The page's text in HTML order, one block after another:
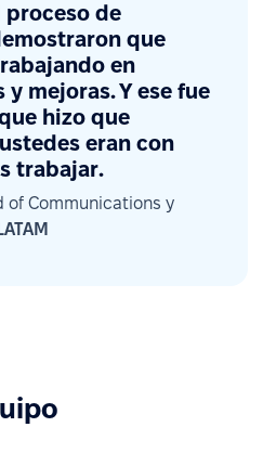
proceso de
que
en
mejoras. Y ese fue
hizo que
eran con
trabajar.
of Communications y